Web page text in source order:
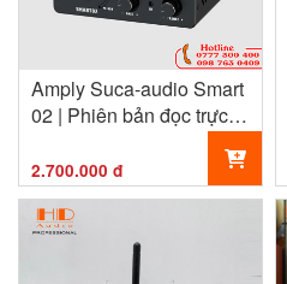
Amply Suca-audio Smart
02 | Phiên bản đọc trực
2.700.000 đ